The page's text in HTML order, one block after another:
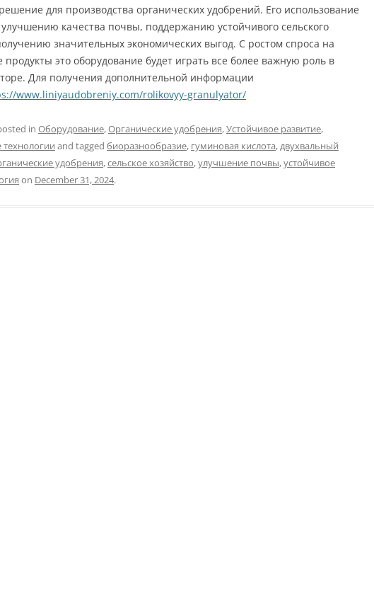
для производства органических удобрений. Его использование
улучшению качества почвы, поддержанию устойчивого сельского
значительных экономических выгод. С ростом спроса на
продукты это оборудование будет играть все более важную роль в
Для получения дополнительной информации
www.liniyaudobreniy.com/rolikovyy-granulyator/
in Оборудование,Органические удобрения,Устойчивое развитие,
технологии and tagged биоразнообразие, гуминовая кислота,двухвальный
удобрения,сельское хозяйство,улучшение почвы,устойчивое
on December 31, 2024.